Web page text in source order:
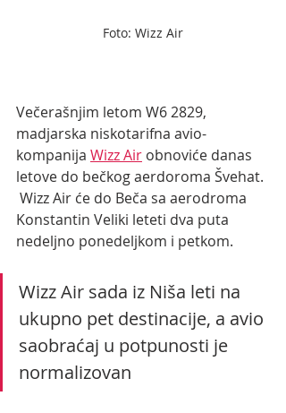
Foto: Wizz Air
Večerašnjim letom W6 2829,
madjarska niskotarifna avio-
kompanija Wizz Air obnoviće danas
letove do bečkog aerdoroma Švehat.
Wizz Air će do Beča sa aerodroma
Konstantin Veliki leteti dva puta
nedeljno ponedeljkom i petkom.
Wizz Air sada iz Niša leti na
ukupno pet destinacije, a avio
saobraćaj u potpunosti je
normalizovan